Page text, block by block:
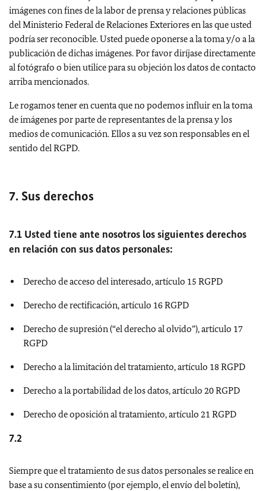
imágenes con fines de la labor de prensa y relaciones públicas
del Ministerio Federal de Relaciones Exteriores en las que usted
podría ser reconocible. Usted puede oponerse a la toma y/o a la
publicación de dichas imágenes. Por favor diríjase directamente
al fotógrafo o bien utilice para su objeción los datos de contacto
arriba mencionados.
Le rogamos tener en cuenta que no podemos influir en la toma
de imágenes por parte de representantes de la prensa y los
medios de comunicación. Ellos a su vez son responsables en el
sentido del RGPD.
7. Sus derechos
7.1 Usted tiene ante nosotros los siguientes derechos
en relación con sus datos personales:
Derecho de acceso del interesado, artículo 15 RGPD
Derecho de rectificación, artículo 16 RGPD
Derecho de supresión (“el derecho al olvido”), artículo 17
RGPD
Derecho a la limitación del tratamiento, artículo 18 RGPD
Derecho a la portabilidad de los datos, artículo 20 RGPD
Derecho de oposición al tratamiento, artículo 21 RGPD
7.2
Siempre que el tratamiento de sus datos personales se realice en
base a su consentimiento (por ejemplo, el envío del boletín),